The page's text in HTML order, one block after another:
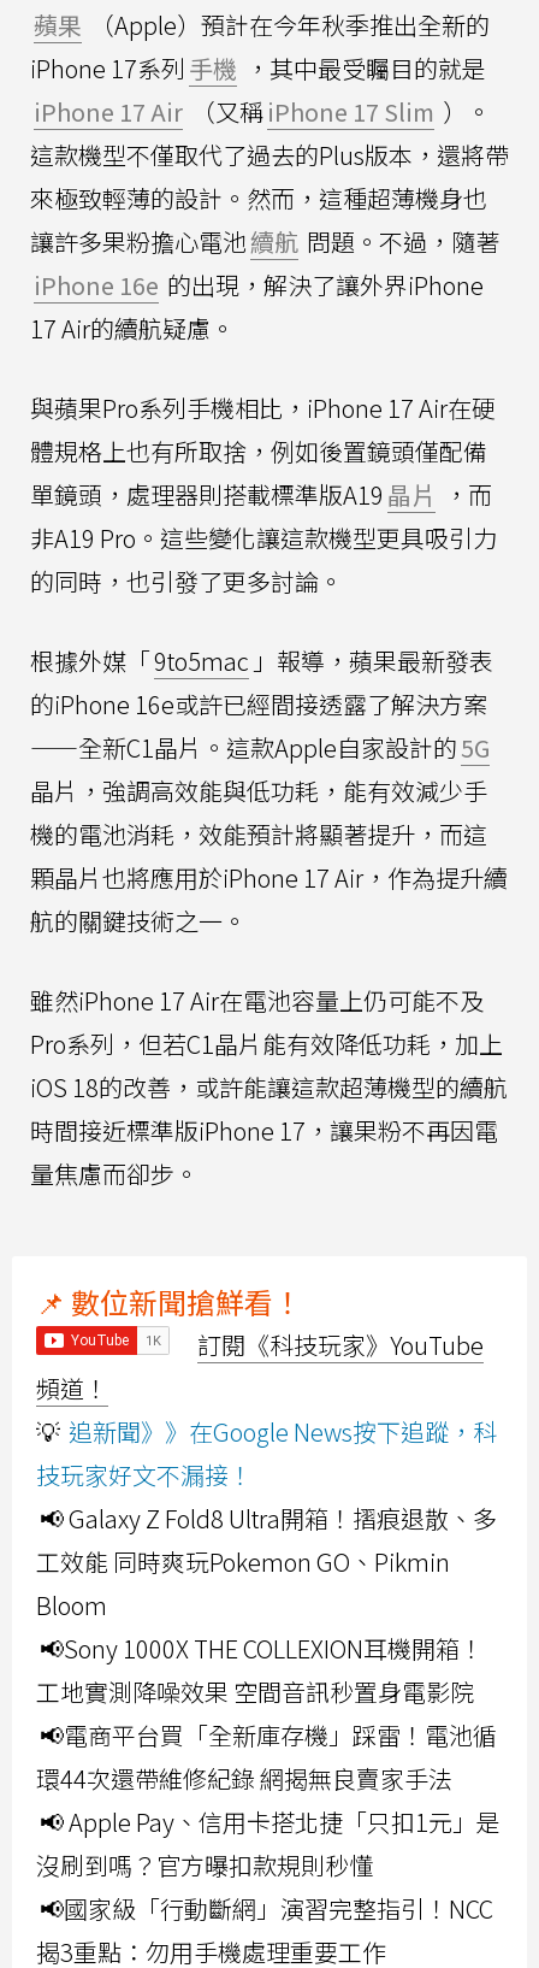
蘋果
（Apple）預計在今年秋季推出全新的
iPhone 17系列 手機 ，其中最受矚目的就是
iPhone 17 Air
（又稱iPhone 17 Slim ）。
這款機型不僅取代了過去的Plus版本，還將帶
來極致輕薄的設計。然而，這種超薄機身也
讓許多果粉擔心電池續航 問題。不過，隨著
iPhone 16e 的出現，解決了讓外界iPhone
17 Air的續航疑慮。
與蘋果Pro系列手機相比，iPhone 17 Air在硬
體規格上也有所取捨，例如後置鏡頭僅配備
單鏡頭，處理器則搭載標準版A19 晶片
，而
非A19 Pro。這些變化讓這款機型更具吸引力
的同時，也引發了更多討論。
根據外媒「9to5mac 」報導，蘋果最新發表
的iPhone 16e或許已經間接透露了解決方案
——全新C1晶片。這款Apple自家設計的5G
晶片，強調高效能與低功耗，能有效減少手
機的電池消耗，效能預計將顯著提升，而這
顆晶片也將應用於iPhone 17 Air，作為提升續
航的關鍵技術之一。
雖然iPhone 17 Air在電池容量上仍可能不及
Pro系列，但若C1晶片能有效降低功耗，加上
iOS 18的改善，或許能讓這款超薄機型的續航
時間接近標準版iPhone 17，讓果粉不再因電
量焦慮而卻步。
📌 數位新聞搶鮮看！
訂閱《科技玩家》YouTube
頻道！
💡 追新聞》》在Google News按下追蹤，科
技玩家好文不漏接！
📢 Galaxy Z Fold8 Ultra開箱！摺痕退散、多
工效能 同時爽玩Pokemon GO、Pikmin
Bloom
📢Sony 1000X THE COLLEXION耳機開箱！
工地實測降噪效果 空間音訊秒置身電影院
📢電商平台買「全新庫存機」踩雷！電池循
環44次還帶維修紀錄 網揭無良賣家手法
📢 Apple Pay、信用卡搭北捷「只扣1元」是
沒刷到嗎？官方曝扣款規則秒懂
📢國家級「行動斷網」演習完整指引！NCC
揭3重點：勿用手機處理重要工作